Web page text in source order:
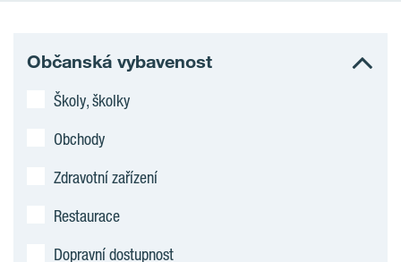
Občanská vybavenost
Školy, školky
Obchody
Zdravotní zařízení
Restaurace
Dopravní dostupnost